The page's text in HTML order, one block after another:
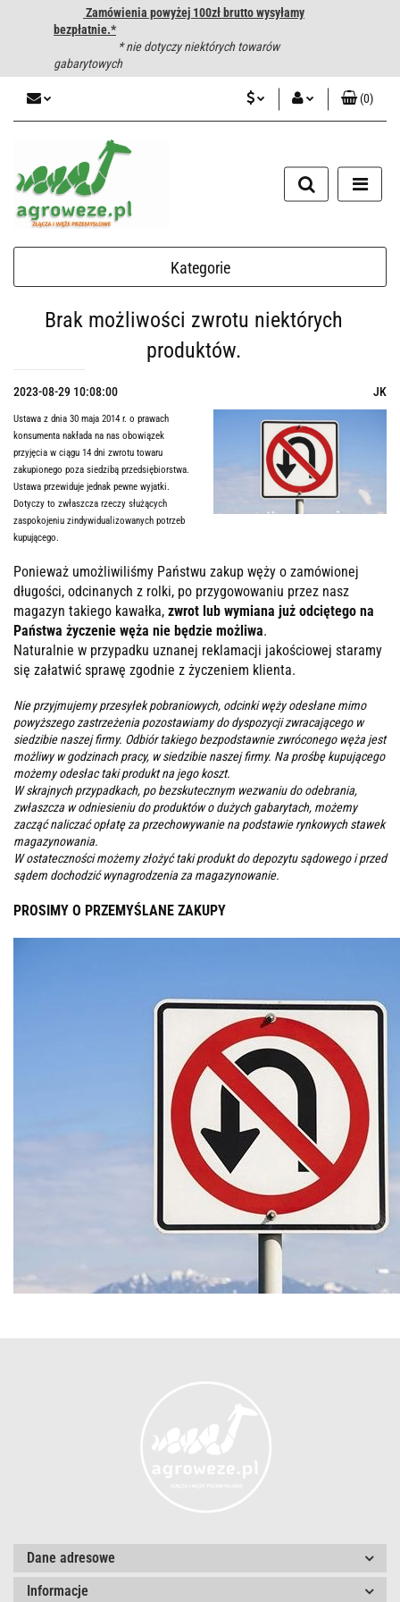
Zamówienia powyżej 100zł brutto wysyłamy
bezpłatnie.*
* nie dotyczy niektórych towarów
gabarytowych
Zarejestruj się
Dodaj zgłoszenie
(0)
Kategorie
Brak możliwości zwrotu niektórych
produktów.
2023-08-29 10:08:00 JK
Ustawa z dnia 30 maja 2014 r. o prawach
konsumenta nakłada na nas obowiązek
przyjęcia w ciągu 14 dni zwrotu towaru
zakupionego poza siedzibą przedsiębiorstwa.
Ustawa przewiduje jednak pewne wyjatki.
Dotyczy to zwłaszcza rzeczy służących
zaspokojeniu zindywidualizowanych potrzeb
kupującego.
Ponieważ umożliwiliśmy Państwu zakup węży o zamówionej
długości, odcinanych z rolki, po przygowowaniu przez nasz
magazyn takiego kawałka, zwrot lub wymiana już odciętego na
Państwa życzenie węża nie będzie możliwa.
Naturalnie w przypadku uznanej reklamacji jakościowej staramy
się załatwić sprawę zgodnie z życzeniem klienta.
Nie przyjmujemy przesyłek pobraniowych, odcinki węży odesłane mimo
powyższego zastrzeżenia pozostawiamy do dyspozycji zwracającego w
siedzibie naszej firmy. Odbiór takiego bezpodstawnie zwróconego węża jest
możliwy w godzinach pracy, w siedzibie naszej firmy. Na prośbę kupującego
możemy odesłac taki produkt na jego koszt.
W skrajnych przypadkach, po bezskutecznym wezwaniu do odebrania,
zwłaszcza w odniesieniu do produktów o dużych gabarytach, możemy
zacząć naliczać opłatę za przechowywanie na podstawie rynkowych stawek
magazynowania.
W ostateczności możemy złożyć taki produkt do depozytu sądowego i przed
sądem dochodzić wynagrodzenia za magazynowanie.
PROSIMY O PRZEMYŚLANE ZAKUPY
Dane adresowe
Informacje